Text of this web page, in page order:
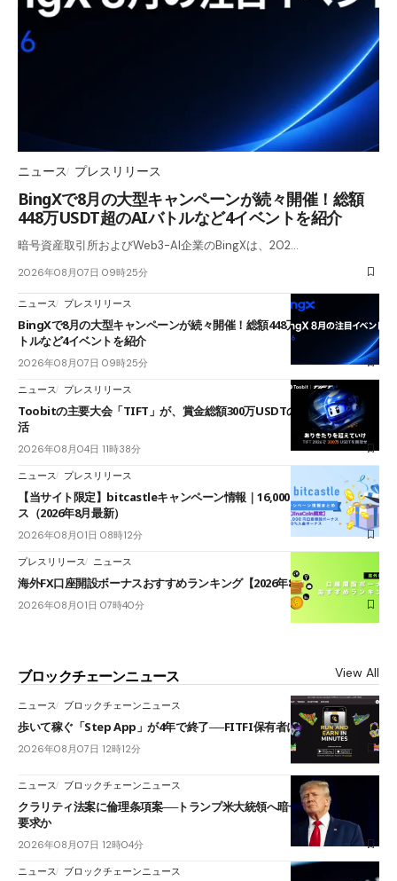
ニュース プレスリリース
BingXで8月の大型キャンペーンが続々開催！総額
448万USDT超のAIバトルなど4イベントを紹介
暗号資産取引所およびWeb3-AI企業のBingXは、202…
2026年08月07日 09時25分
ニュース プレスリリース
BingXで8月の大型キャンペーンが続々開催！総額448万USDT超のAIバ
トルなど4イベントを紹介
2026年08月07日 09時25分
ニュース プレスリリース
Toobitの主要大会「TIFT」が、賞金総額300万USDTのレースとして復
活
2026年08月04日 11時38分
ニュース プレスリリース
【当サイト限定】bitcastleキャンペーン情報｜16,000円口座開設ボーナ
ス（2026年8月最新）
2026年08月01日 08時12分
プレスリリース ニュース
海外FX口座開設ボーナスおすすめランキング【2026年8月最新】
2026年08月01日 07時40分
ブロックチェーンニュース View All
ニュース ブロックチェーンニュース
歩いて稼ぐ「Step App」が4年で終了──FITFI保有者に対応呼びかけ
2026年08月07日 12時12分
ニュース ブロックチェーンニュース
クラリティ法案に倫理条項案──トランプ米大統領へ暗号資産事業の売却
要求か
2026年08月07日 12時04分
ニュース ブロックチェーンニュース